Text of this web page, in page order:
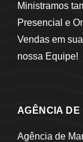
Ministramos
Presencial e
Vendas em
nossa Equipe!
AGÊNCIA
Agência de